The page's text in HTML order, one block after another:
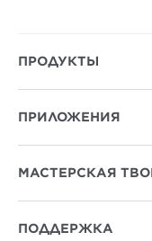
ПРОДУКТЫ
ПРИЛОЖЕНИЯ
МАСТЕРСКАЯ
ПОДДЕРЖКА